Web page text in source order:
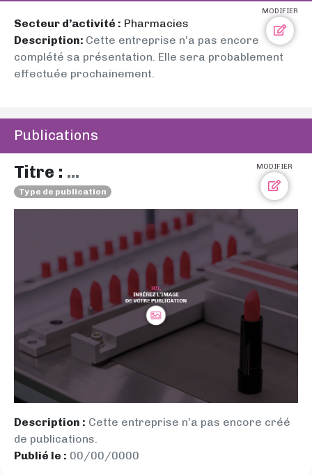
MODIFIER
Secteur d’activité : Pharmacies
Description: Cette entreprise n’a pas encore
complété sa présentation. Elle sera probablement
effectuée prochainement.
Publications
MODIFIER
Titre : ...
Type de publication
Description : Cette entreprise n’a pas encore créé
de publications.
Publié le : 00/00/0000